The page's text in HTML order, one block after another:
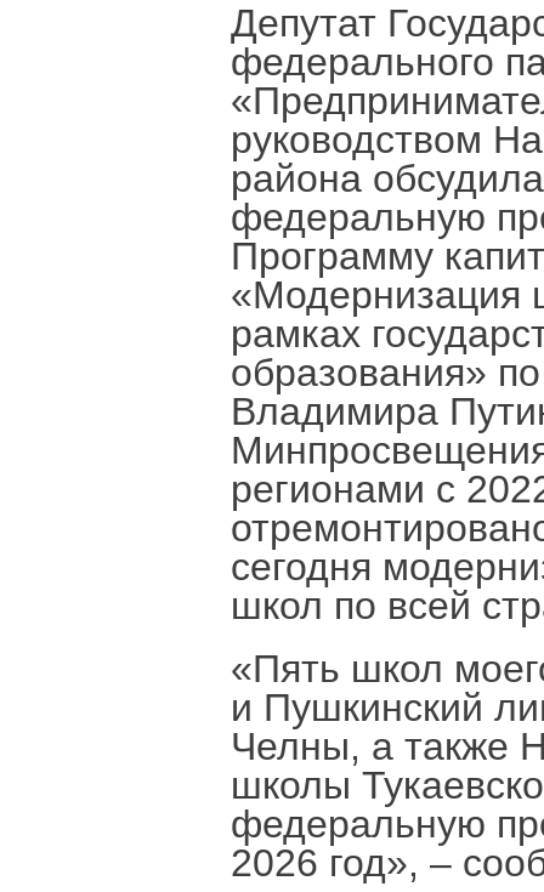
Депутат
федерального
руководством
района
федеральную
Программу
«Модернизация
рамках
образования»
Владимира
регионами с
сегодня
школ по всей
«Пять школ
и Пушкинский
Челны, а также
школы
федеральную
2026 год», –